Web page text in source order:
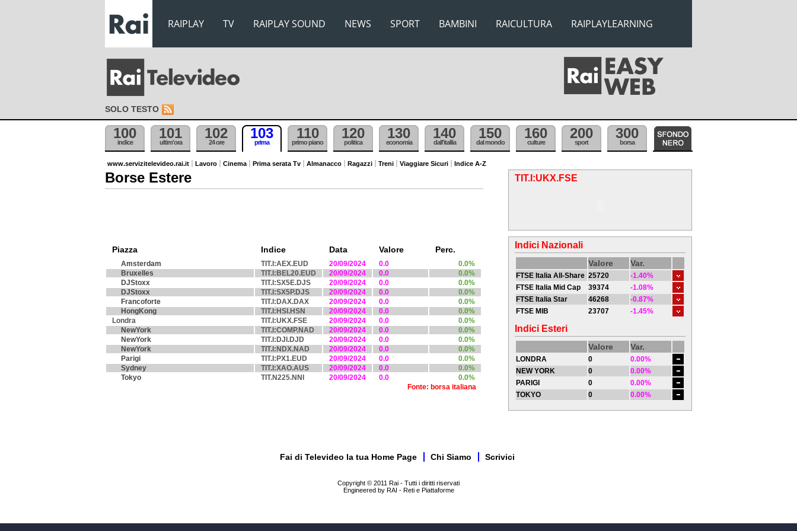
RAIPLAY TV RAIPLAY SOUND NEWS SPORT BAMBINI RAICULTURA RAIPLAYLEARNING
SOLO TESTO
100
indice
101
ultim'ora
102
24 ore
103
prima
110
primo piano
120
politica
130
economia
140
dall'itallia
150
dal mondo
160
culture
200
sport
300
borsa
www.servizitelevideo.rai.it Lavoro Cinema Prima serata Tv Almanacco Ragazzi Treni Viaggiare Sicuri Indice A-Z
Borse Estere
Piazza Indice Data Valore Perc.
Amsterdam TIT.I:AEX.EUD 20/09/2024 0.0
0.0%
Bruxelles
TIT.I:BEL20.EUD 20/09/2024 0.0
0.0%
DJStoxx
TIT.I:SX5E.DJS 20/09/2024 0.0
0.0%
DJStoxx
TIT.I:SX5P.DJS 20/09/2024 0.0
0.0%
Francoforte
TIT.I:DAX.DAX 20/09/2024 0.0
0.0%
HongKong
TIT.I:HSI.HSN 20/09/2024 0.0
0.0%
Londra
TIT.I:UKX.FSE 20/09/2024 0.0
0.0%
NewYork
TIT.I:COMP.NAD 20/09/2024 0.0
0.0%
NewYork
TIT.I:DJI.DJD 20/09/2024 0.0
0.0%
NewYork
TIT.I:NDX.NAD 20/09/2024 0.0
0.0%
Parigi
TIT.I:PX1.EUD 20/09/2024 0.0
0.0%
Sydney
TIT.I:XAO.AUS 20/09/2024 0.0
0.0%
Tokyo
TIT.N225.NNI 20/09/2024 0.0
0.0%
Fonte: borsa italiana
TIT.I:UKX.FSE
Indici Nazionali
Valore Var.
FTSE Italia All-Share 25720
-1.40%
FTSE Italia Mid Cap
39374
-1.08%
FTSE Italia Star
46268
-0.87%
FTSE MIB
23707 -1.45%
Indici Esteri
Valore Var.
LONDRA 0
0.00%
NEW YORK
0
0.00%
PARIGI
0
0.00%
TOKYO
0 0.00%
Fai di Televideo la tua Home Page Chi Siamo Scrivici
Copyright © 2011 Rai - Tutti i diritti riservati
Engineered by RAI - Reti e Piattaforme